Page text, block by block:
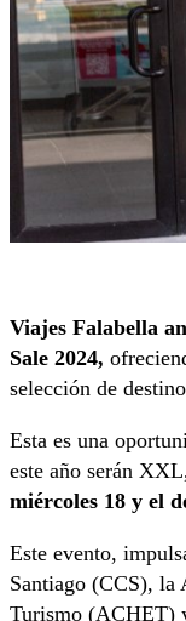
Viajes Falabella
Sale 2024,
selección de
Esta es una
este año serán
miércoles 18 y el
Este evento,
Santiago (CCS), la
Turismo (ACHET)